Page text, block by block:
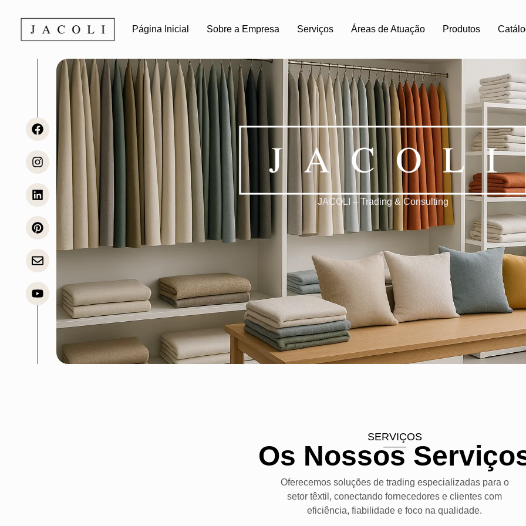
Página Inicial Sobre a Empresa Serviços Áreas de Atuação Produtos
JACOLI – Trading & Consulting
SERVIÇOS
Os Nossos
Oferecemos soluções de trading especializadas para o
setor têxtil, conectando fornecedores e clientes com
eficiência, fiabilidade e foco na qualidade.